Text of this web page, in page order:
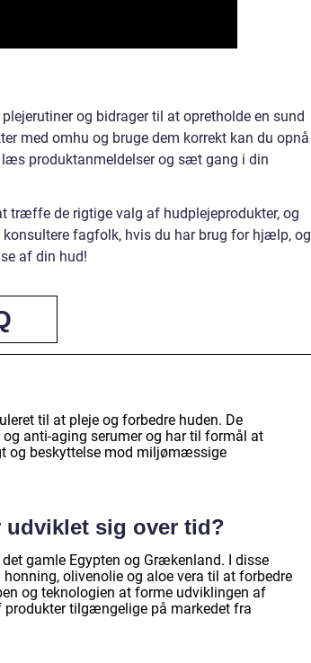
og bidrager til at opretholde en sund
med omhu og bruge dem korrekt kan du opnå
produktanmeldelser og sæt gang i din
træffe de rigtige valg af hudplejeprodukter, og
fagfolk, hvis du har brug for hjælp, og
af din hud!
til at pleje og forbedre huden. De
anti-aging serumer og har til formål at
og beskyttelse mod miljømæssige
udviklet sig over tid?
gamle Egypten og Grækenland. I disse
olivenolie og aloe vera til at forbedre
og teknologien at forme udviklingen af
produkter tilgængelige på markedet fra